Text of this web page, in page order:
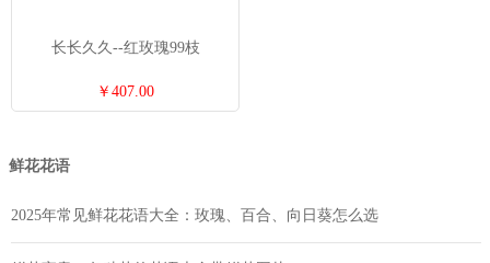
长长久久--红玫瑰99枝
￥407.00
鲜花花语
2025年常见鲜花花语大全：玫瑰、百合、向日葵怎么选